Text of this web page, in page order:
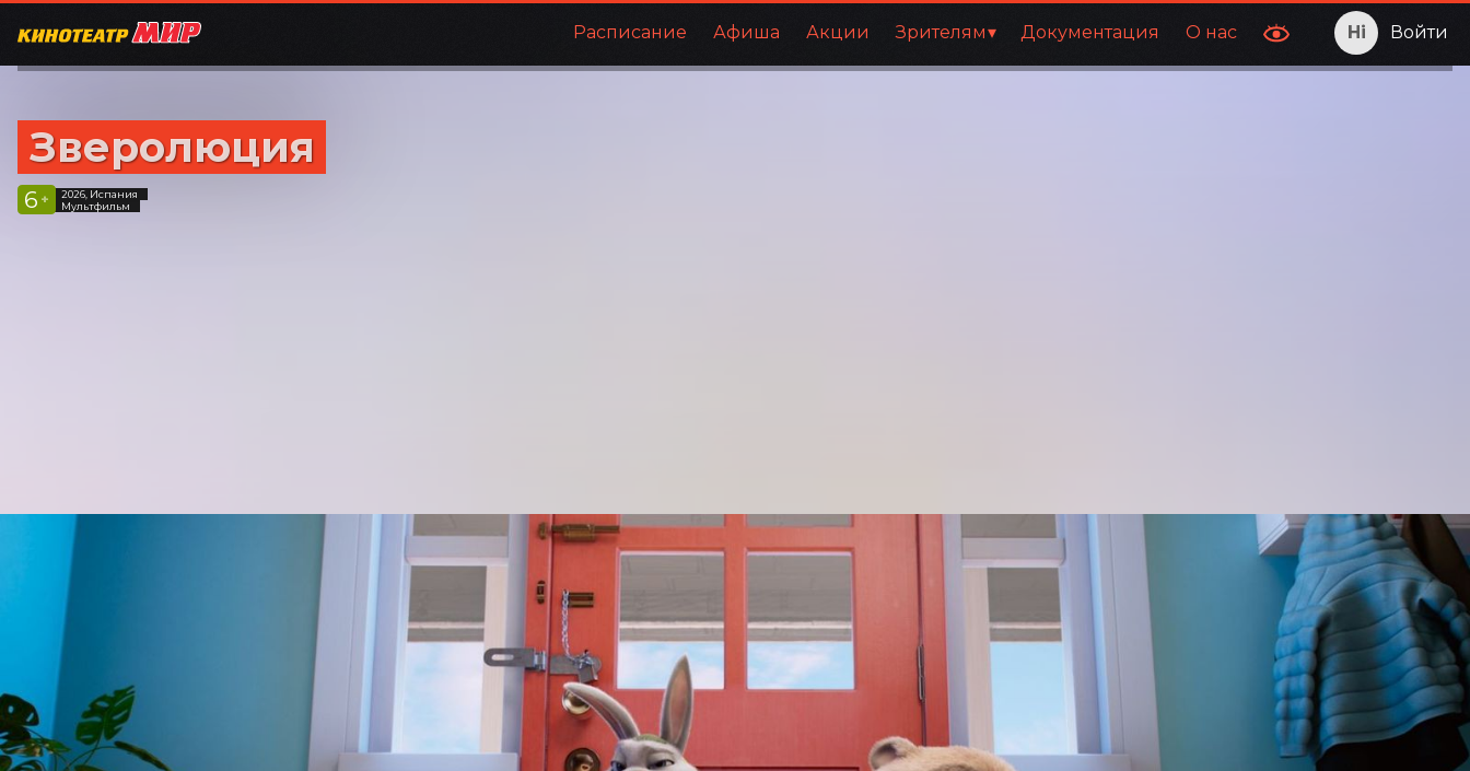
Расписание Афиша Акции Зрителям Документация О нас Войти
Зверолюция
6 +
2026, Испания
Мультфильм